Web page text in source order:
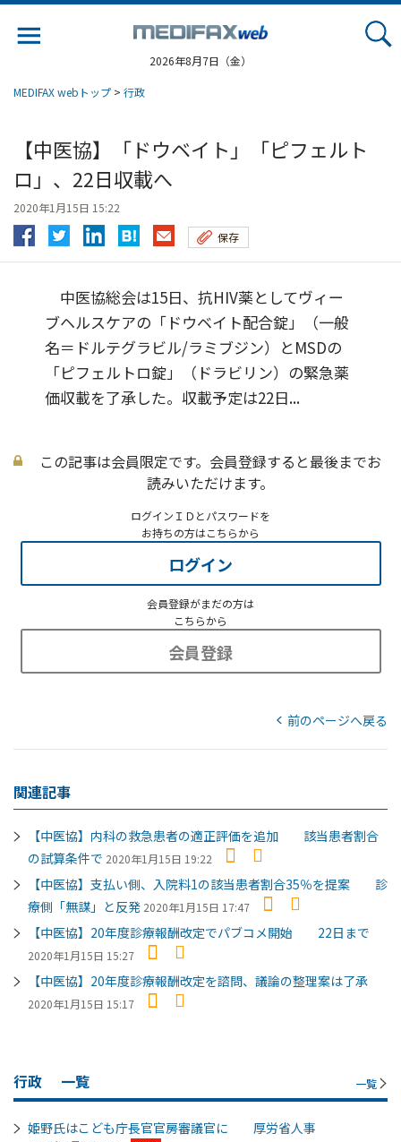
2026年8月7日（金）
MEDIFAX webトップ > 行政
【中医協】「ドウベイト」「ピフェルト
ロ」、22日収載へ
2020年1月15日 15:22
保存
中医協総会は15日、抗HIV薬としてヴィー
ブヘルスケアの「ドウベイト配合錠」（一般
名＝ドルテグラビル/ラミブジン）とMSDの
「ピフェルトロ錠」（ドラビリン）の緊急薬
価収載を了承した。収載予定は22日...
この記事は会員限定です。会員登録すると最後までお
読みいただけます。
ログインＩＤとパスワードを
お持ちの方はこちらから
ログイン
会員登録がまだの方は
こちらから
会員登録
前のページへ戻る
関連記事
【中医協】内科の救急患者の適正評価を追加 該当患者割合
の試算条件で 2020年1月15日 19:22
【中医協】支払い側、入院料1の該当患者割合35％を提案 診
療側「無謀」と反発 2020年1月15日 17:47
【中医協】20年度診療報酬改定でパブコメ開始 22日まで
2020年1月15日 15:27
【中医協】20年度診療報酬改定を諮問、議論の整理案は了承
2020年1月15日 15:17
行政 一覧 一覧
姫野氏はこども庁長官官房審議官に 厚労省人事